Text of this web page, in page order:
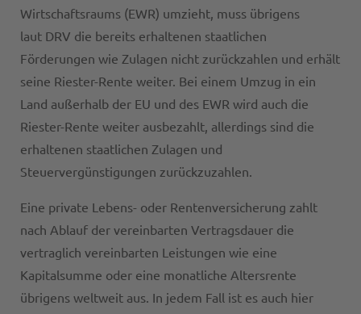
Wirtschaftsraums (EWR) umzieht, muss übrigens
laut DRV die bereits erhaltenen staatlichen
Förderungen wie Zulagen nicht zurückzahlen und erhält
seine Riester-Rente weiter. Bei einem Umzug in ein
Land außerhalb der EU und des EWR wird auch die
Riester-Rente weiter ausbezahlt, allerdings sind die
erhaltenen staatlichen Zulagen und
Steuervergünstigungen zurückzuzahlen.
Eine private Lebens- oder Rentenversicherung zahlt
nach Ablauf der vereinbarten Vertragsdauer die
vertraglich vereinbarten Leistungen wie eine
Kapitalsumme oder eine monatliche Altersrente
übrigens weltweit aus. In jedem Fall ist es auch hier